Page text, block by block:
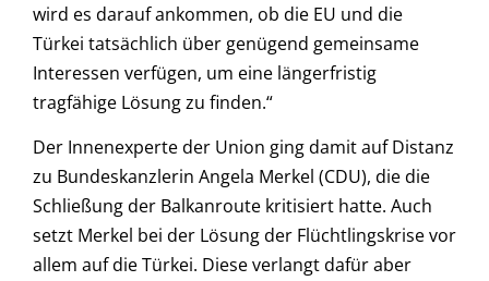
wird es darauf ankommen, ob die EU und die
Türkei tatsächlich über genügend gemeinsame
Interessen verfügen, um eine längerfristig
tragfähige Lösung zu finden.“
Der Innenexperte der Union ging damit auf Distanz
zu Bundeskanzlerin Angela Merkel (CDU), die die
Schließung der Balkanroute kritisiert hatte. Auch
setzt Merkel bei der Lösung der Flüchtlingskrise vor
allem auf die Türkei. Diese verlangt dafür aber